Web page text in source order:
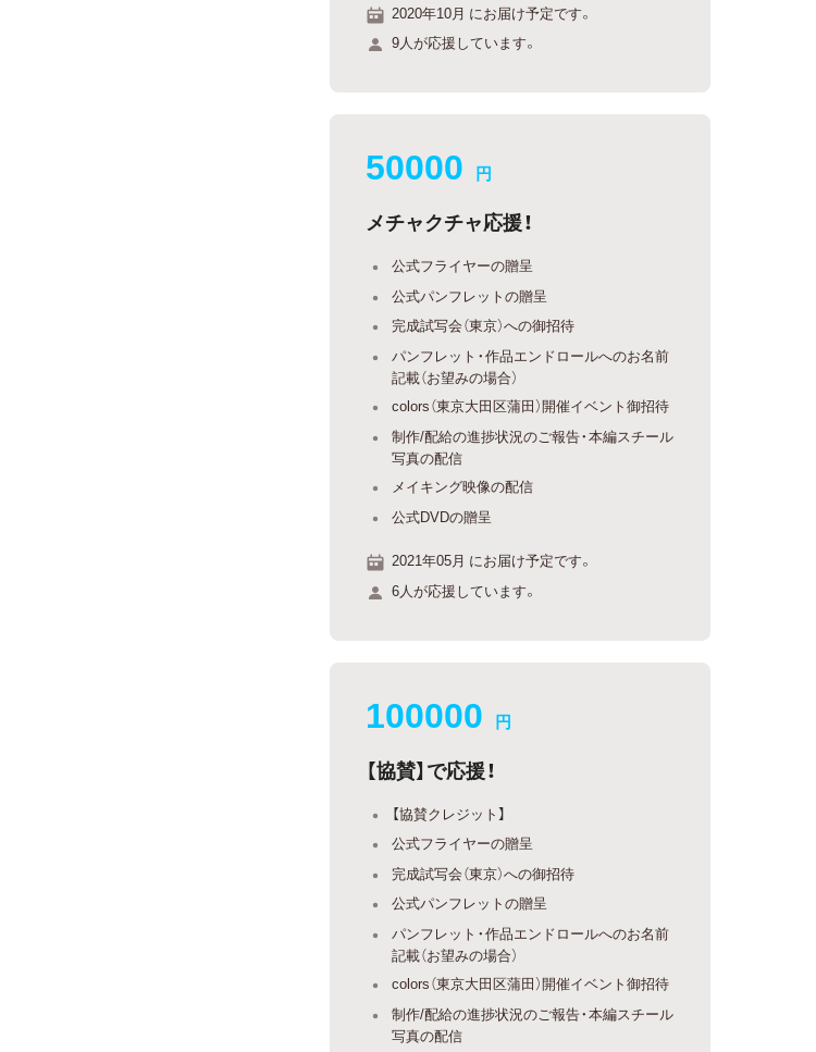
2020年10月 にお届け予定です。
9人が応援しています。
50000 円
メチャクチャ応援！
公式フライヤーの贈呈
公式パンフレットの贈呈
完成試写会（東京）への御招待
パンフレット・作品エンドロールへのお名前
記載（お望みの場合）
colors（東京大田区蒲田）開催イベント御招待
制作/配給の進捗状況のご報告・本編スチール
写真の配信
メイキング映像の配信
公式DVDの贈呈
2021年05月 にお届け予定です。
6人が応援しています。
100000 円
【協賛】で応援！
【協賛クレジット】
公式フライヤーの贈呈
完成試写会（東京）への御招待
公式パンフレットの贈呈
パンフレット・作品エンドロールへのお名前
記載（お望みの場合）
colors（東京大田区蒲田）開催イベント御招待
制作/配給の進捗状況のご報告・本編スチール
写真の配信